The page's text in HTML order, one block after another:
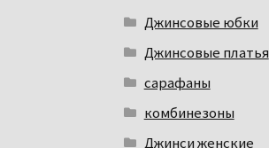
Джинсовые юбки
Джинсовые платья
сарафаны
комбинезоны
Джинси женские